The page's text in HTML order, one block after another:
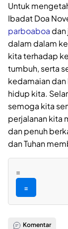
Untuk
Ibadat Doa
parboaboa
dalam dalam
kita terhadap
tumbuh, serta
kedamaian
hidup kita.
semoga kita
perjalanan kita
dan penuh
dan Tuhan
=
=
Komentar